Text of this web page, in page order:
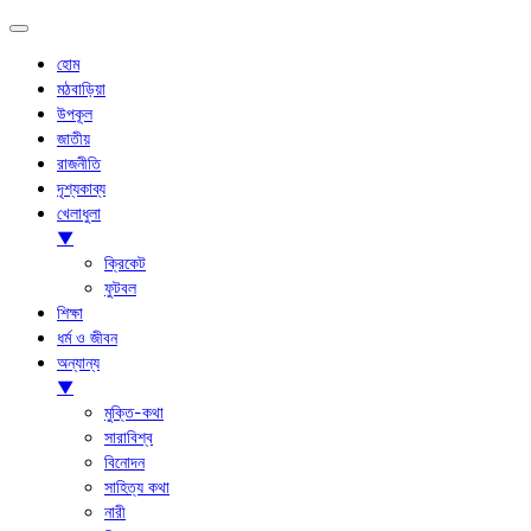
হোম
মঠবাড়িয়া
উপকূল
জাতীয়
রাজনীতি
দৃশ্যকাব্য
খেলাধুলা
▼
ক্রিকেট
ফুটবল
শিক্ষা
ধর্ম ও জীবন
অন্যান্য
▼
মুক্তি-কথা
সারাবিশ্ব
বিনোদন
সাহিত্য কথা
নারী